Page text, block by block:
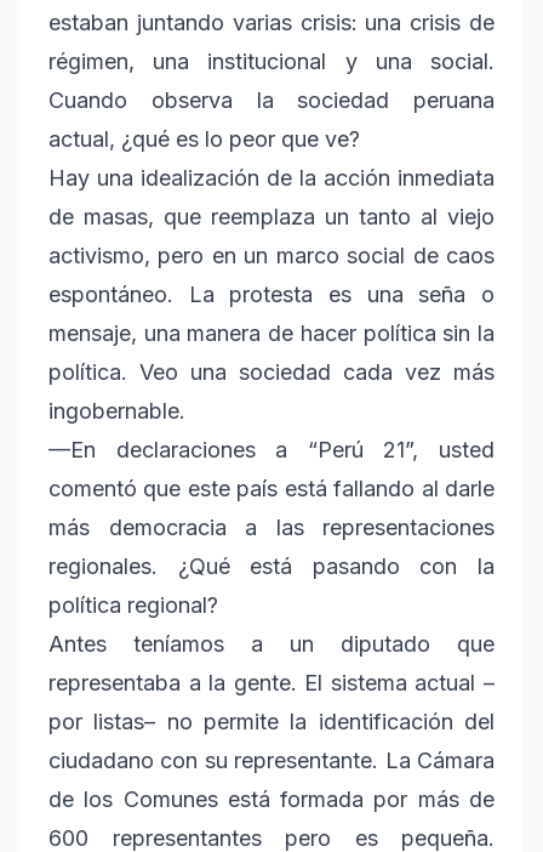
estaban juntando varias crisis: una crisis de
régimen, una institucional y una social.
Cuando observa la sociedad peruana
actual, ¿qué es lo peor que ve?
Hay una idealización de la acción inmediata
de masas, que reemplaza un tanto al viejo
activismo, pero en un marco social de caos
espontáneo. La protesta es una seña o
mensaje, una manera de hacer política sin la
política. Veo una sociedad cada vez más
ingobernable.
—En declaraciones a “Perú 21”, usted
comentó que este país está fallando al darle
más democracia a las representaciones
regionales. ¿Qué está pasando con la
política regional?
Antes teníamos a un diputado que
representaba a la gente. El sistema actual –
por listas– no permite la identificación del
ciudadano con su representante. La Cámara
de los Comunes está formada por más de
600 representantes pero es pequeña.